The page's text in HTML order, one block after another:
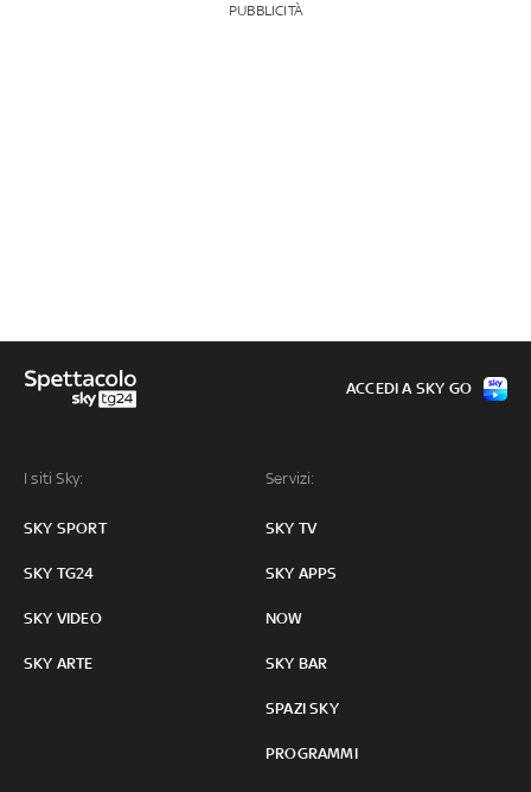
PUBBLICITÀ
I siti Sky:
SKY SPORT
SKY TG24
SKY VIDEO
SKY ARTE
Servizi:
SKY TV
SKY APPS
NOW
SKY BAR
SPAZI SKY
PROGRAMMI
ACCEDI A SKY GO